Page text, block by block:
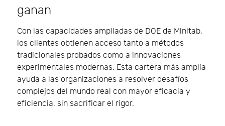
ganan
Con las capacidades ampliadas de DOE de Minitab,
los clientes obtienen acceso tanto a métodos
tradicionales probados como a innovaciones
experimentales modernas. Esta cartera más amplia
ayuda a las organizaciones a resolver desafíos
complejos del mundo real con mayor eficacia y
eficiencia, sin sacrificar el rigor.